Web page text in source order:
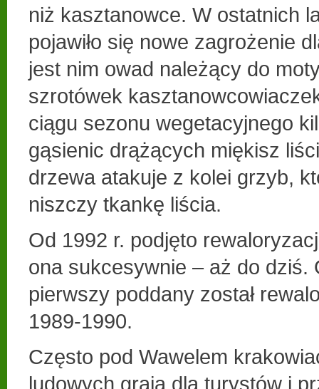
niż kasztanowce. W ostatnich
pojawiło się nowe zagrożenie
jest nim owad należący do
szrotówek
ciągu sezonu wegetacyjnego
gąsienic drążących miękisz
drzewa atakuje z kolei grzyb,
niszczy tkankę liścia.
Od 1992 r. podjęto
ona sukcesywnie – aż do dziś.
pierwszy poddany został
1989-1990.
Często pod Wawelem
ludowych grają dla turystów i